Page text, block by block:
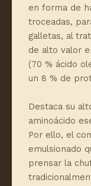
en forma de
troceadas,
galletas, al
de alto valor
(70 % ácido
un 8 % de
Destaca su
aminoácido
Por ello, el
emulsionado
prensar la